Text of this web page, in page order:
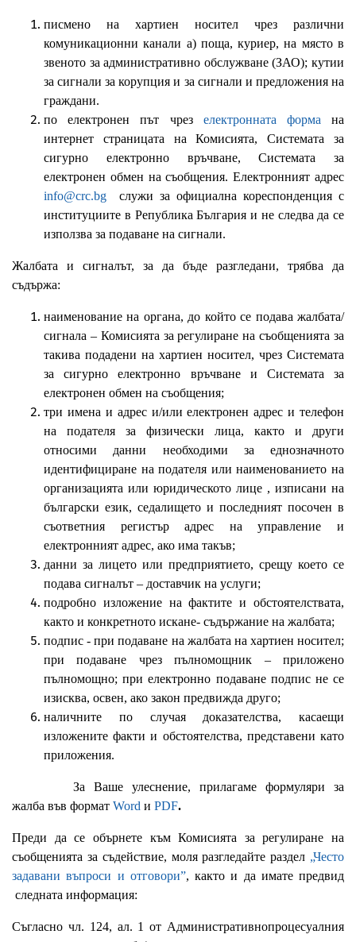
писмено на хартиен носител чрез различни
комуникационни канали а) поща, куриер, на място в
звеното за административно обслужване (ЗАО); кутии
за сигнали за корупция и за сигнали и предложения на
граждани.
по електронен път чрез електронната форма на
интернет страницата на Комисията, Системата за
сигурно електронно връчване, Системата за
електронен обмен на съобщения. Електронният адрес
info@crc.bg служи за официална кореспонденция с
институциите в Република България и не следва да се
използва за подаване на сигнали.
Жалбата и сигналът, за да бъде разгледани, трябва да
съдържа:
наименование на органа, до който се подава жалбата/
сигнала – Комисията за регулиране на съобщенията за
такива подадени на хартиен носител, чрез Системата
за сигурно електронно връчване и Системата за
електронен обмен на съобщения;
три имена и адрес и/или електронен адрес и телефон
на подателя за физически лица, както и други
относими данни необходими за еднозначното
идентифициране на подателя или наименованието на
организацията или юридическото лице , изписани на
български език, седалището и последният посочен в
съответния регистър адрес на управление и
електронният адрес, ако има такъв;
данни за лицето или предприятието, срещу което се
подава сигналът – доставчик на услуги;
подробно изложение на фактите и обстоятелствата,
както и конкретното искане- съдържание на жалбата;
подпис - при подаване на жалбата на хартиен носител;
при подаване чрез пълномощник – приложено
пълномощно; при електронно подаване подпис не се
изисква, освен, ако закон предвижда друго;
наличните по случая доказателства, касаещи
изложените факти и обстоятелства, представени като
приложения.
За Ваше улеснение, прилагаме формуляри за
жалба във формат Word и PDF.
Преди да се обърнете към Комисията за регулиране на
съобщенията за съдействие, моля разгледайте раздел „Често
задавани въпроси и отговори”, както и да имате предвид
следната информация:
Съгласно чл. 124, ал. 1 от Административнопроцесуалния